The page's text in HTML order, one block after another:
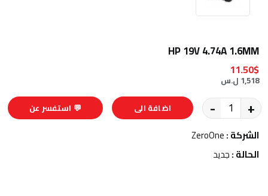
HP 19V 4.74A 1.6MM
11.50$
1,518 ل.س
- +
اضافة الى
💬 استفسر عن
الشركة :ZeroOne
الحالة :جديد